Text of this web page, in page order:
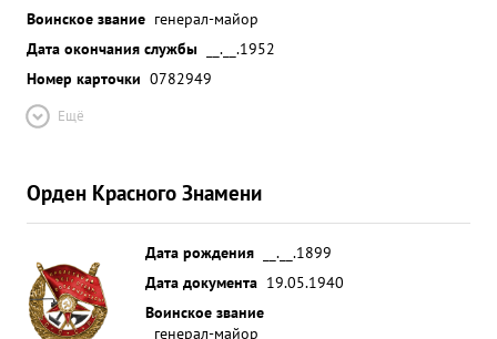
Воинское звание генерал-майор
Дата окончания службы
__.__.1952
Номер карточки 0782949
Ещё
Орден Красного Знамени
Дата рождения
__.__.1899
Дата документа 19.05.1940
Воинское звание
генерал-майор